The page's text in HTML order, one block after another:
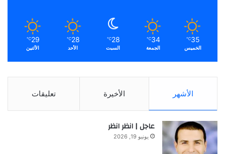
35
℃
الخميس
34
℃
الجمعة
28
℃
السبت
28
℃
الأحد
29
℃
الأثنين
الأشهر الأخيرة تعليقات
عاجل | انظر انظر
يونيو 19, 2026